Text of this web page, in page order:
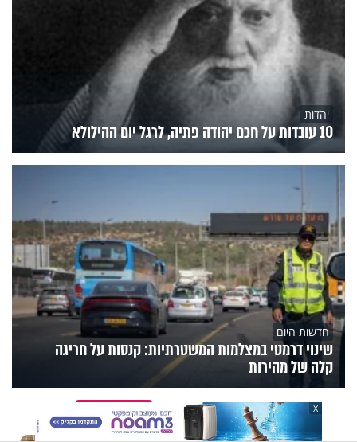
יהדות
10 עובדות על חכם יהודה פתיה, לרגל יום ההילולא
חדשות היום
שינוי דרמטי במצלמות המשטרתיות: קנסות על חריגה
קלה של מהירות
הנצפיםפעילות הידברותתוכניות הערוץ X